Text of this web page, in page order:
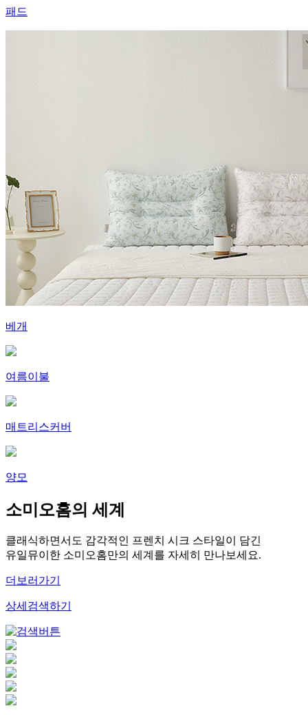
패드
베개
여름이불
매트리스커버
양모
소미오홈의 세계
클래식하면서도 감각적인 프렌치 시크 스타일이 담긴
유일뮤이한 소미오홈만의 세계를 자세히 만나보세요.
더보러가기
상세검색하기